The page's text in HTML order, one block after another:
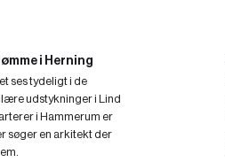
i Herning
ses tydeligt i de
udstykninger i Lind
i Hammerum er
søger en arkitekt der